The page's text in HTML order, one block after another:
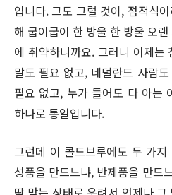
입니다. 그도 그럴 것이, 점적식
해 굽이굽이 한 방울 한 방울 오
에 취약하니까요. 그러니 이제는
말도 필요 없고, 네덜란드 사람도
필요 없고, 누가 들어도 다 아는
하나로 통일입니다.
그런데 이 콜드브루에도 두 가
성품을 만드느냐, 반제품을 만드